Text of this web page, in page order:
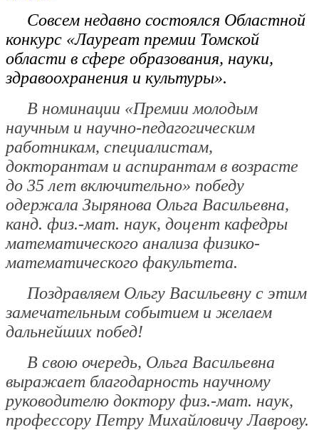
Совсем недавно состоялся Областной
конкурс «Лауреат премии Томской
области в сфере образования, науки,
здравоохранения и культуры».
В номинации «Премии молодым
научным и научно-педагогическим
работникам, специалистам,
докторантам и аспирантам в возрасте
до 35 лет включительно» победу
одержала Зырянова Ольга Васильевна,
канд. физ.-мат. наук, доцент кафедры
математического анализа физико-
математического факультета.
Поздравляем Ольгу Васильевну с этим
замечательным событием и желаем
дальнейших побед!
В свою очередь, Ольга Васильевна
выражает благодарность научному
руководителю доктору физ.-мат. наук,
профессору Петру Михайловичу Лаврову.